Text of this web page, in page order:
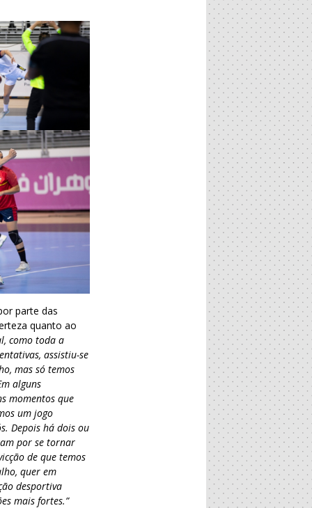
parte das
quanto ao
como toda a
assistiu-se
mas só temos
alguns
momentos que
um jogo
Depois há dois ou
por se tornar
de que temos
quer em
desportiva
mais fortes.”